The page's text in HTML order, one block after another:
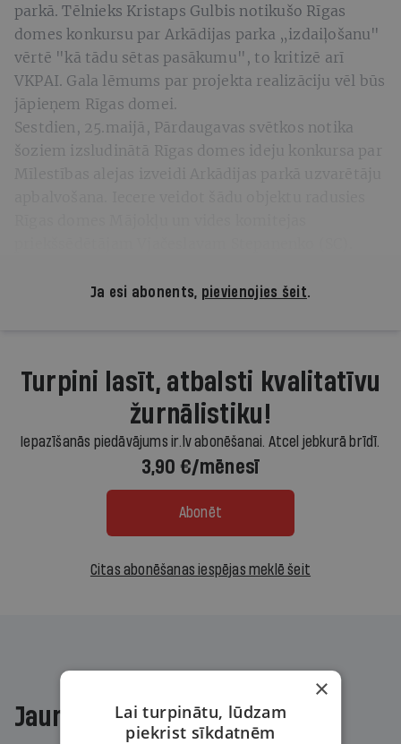
parkā. Tēlnieks Kristaps Gulbis notikušo Rīgas
domes konkursu par Arkādijas parka „izdaiļošanu"
vērtē "kā tādu sētas pasākumu", to kritizē arī
VKPAI. Gala lēmums par projekta realizāciju vēl būs
jāpieņem Rīgas domei.
Sestdien, 25.maijā, Pārdaugavas svētkos notika
šoziem izsludinātā Rīgas domes ideju konkursa par
Ja esi abonents, pievienojies šeit.
Turpini lasīt, atbalsti kvalitatīvu
žurnālistiku!
Iepazīšanās piedāvājums ir.lv abonēšanai. Atcel jebkurā brīdī.
3,90 €/mēnesī
Abonēt
Citas abonēšanas iespējas meklē šeit
Jaunākajā žurnālā
×
Lai turpinātu, lūdzam
piekrist sīkdatnēm